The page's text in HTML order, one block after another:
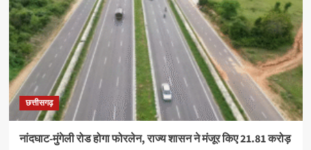
छत्तीसगढ़
नांदघाट-मुंगेली रोड होगा फोरलेन, राज्य शासन ने मंजूर किए 21.81 करोड़